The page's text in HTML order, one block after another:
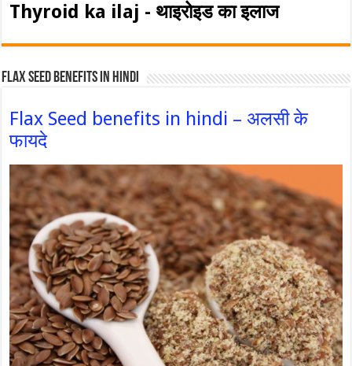
Thyroid ka ilaj - थाइरोइड का इलाज
Flax Seed Benefits in hindi
Flax Seed benefits in hindi – अलसी के
फायदे